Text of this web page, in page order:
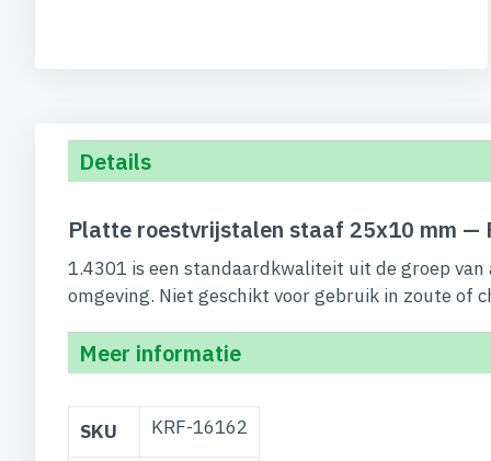
Details
Platte roestvrijstalen staaf 25x10 mm —
1.4301 is een standaardkwaliteit uit de groep
omgeving. Niet geschikt voor gebruik in zoute of
Meer informatie
informatie
SKU KRF-16162